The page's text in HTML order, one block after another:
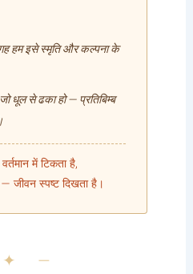
हम इसे स्मृति और कल्पना के
धूल से ढका हो — प्रतिबिम्ब
में टिकता है,
— जीवन स्पष्ट दिखता है।
—